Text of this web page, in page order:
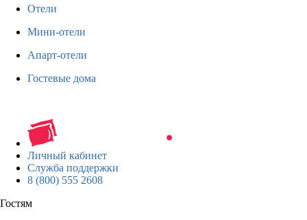
Отели
Мини-отели
Апарт-отели
Гостевые дома
Личный кабинет
Служба поддержки
8 (800) 555 2608
Гостям